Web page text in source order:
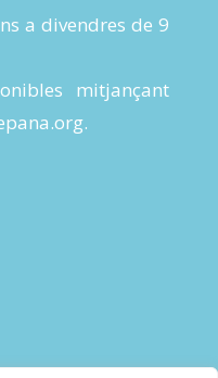
a divendres de 9
mitjançant
.